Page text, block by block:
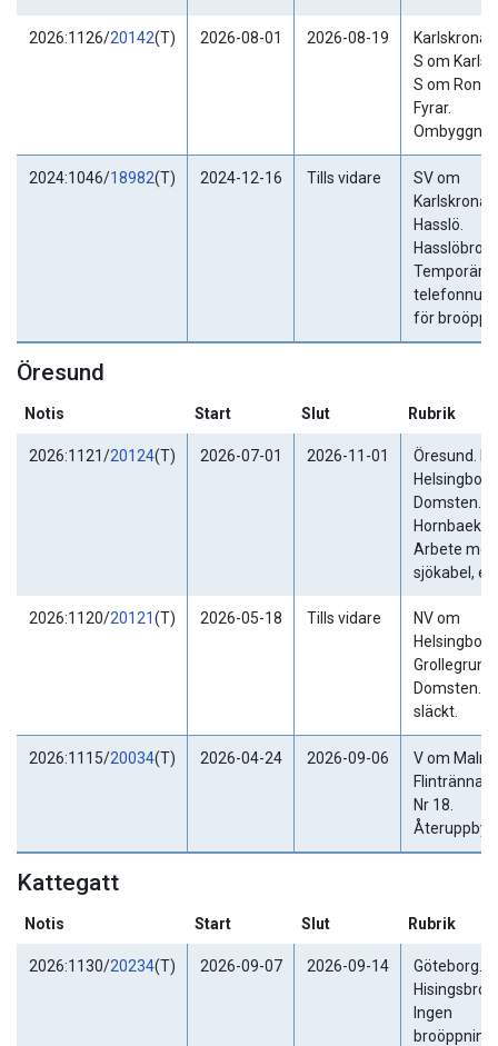
2026:1126/20142(T) 2026-08-01 2026-08-19
Karlskrona.
S om
S om
Fyrar.
2024:1046/18982(T) 2024-12-16 Tills vidare
SV om
Karlskrona.
Hasslö.
Hasslöbron.
Temporärt
för
Öresund
Notis Start Slut Rubrik
2026:1121/20124(T) 2026-07-01 2026-11-01
Öresund. N
Domsten.
Hornbaek.
Arbete med
sjökabel, el.
2026:1120/20121(T) 2026-05-18 Tills vidare
NV om
Grollegrund.
Domsten.
släckt.
2026:1115/20034(T) 2026-04-24 2026-09-06
V om
Flintrännan.
Nr 18.
Kattegatt
Notis Start Slut Rubrik
2026:1130/20234(T) 2026-09-07 2026-09-14
Göteborg.
Hisingsbron.
Ingen
broöppning.